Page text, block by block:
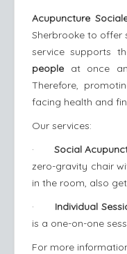
Acupuncture
Sherbrooke to offer
service supports
people at once
Therefore,
facing health and
Our services:
· Social
zero-gravity chair
in the room, also
· Individual
is a one-on-one
For more